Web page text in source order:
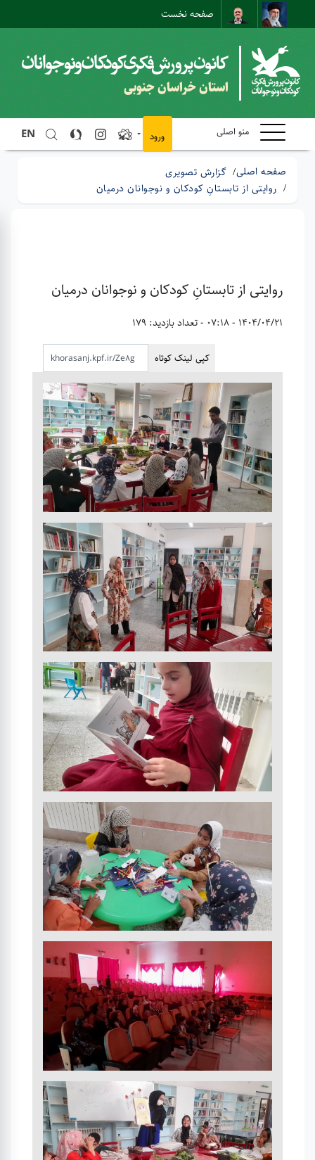
صفحه نخست
نقشه سایت
ارتباط مستقیم
استان خراسان جنوبی
منو اصلی EN ورود
صفحه اصلی
گزارش تصویری
روایتی از تابستانِ کودکان و نوجوانان درمیان
روایتی از تابستانِ کودکان و نوجوانان درمیان
1404/04/21 - 07:18 - تعداد بازدید: 179
کپی لینک کوتاه